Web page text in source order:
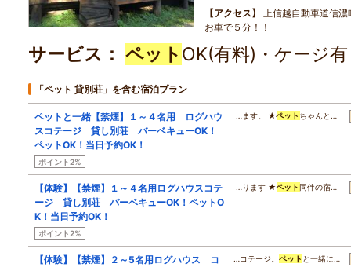
アクセス
上信越自動車道信
お車で５分！！
サービス ペット OK(有料)・ケージ
「ペット 貸別荘」を含む宿泊プラン
ペットと一緒【禁煙】１～４名用 ログハウ
スコテージ 貸し別荘 バーベキューOK！
ペットOK！当日予約OK！
ポイント2%
…ます。 ★ペット ちゃんと…
【体験】【禁煙】１～４名用ログハウスコテ
ージ 貸し別荘 バーベキューOK！ペットO
K！当日予約OK！
ポイント2%
…ります ★ペット 同伴の宿…
【体験】【禁煙】２～5名用ログハウス コ
…コテージ。 ペット と一緒に…